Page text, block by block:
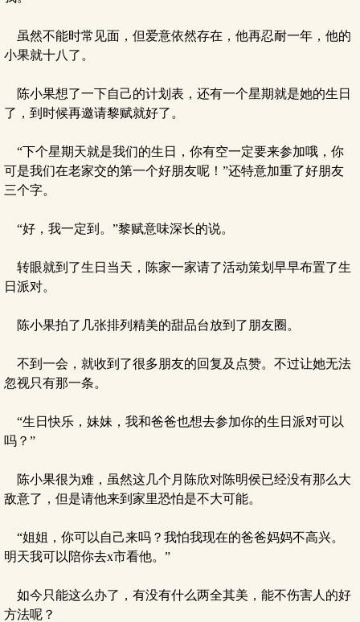
虽然不能时常见面，但爱意依然存在，他再忍耐一年，他的
小果就十八了。
陈小果想了一下自己的计划表，还有一个星期就是她的生日
了，到时候再邀请黎赋就好了。
“下个星期天就是我们的生日，你有空一定要来参加哦，你
可是我们在老家交的第一个好朋友呢！”还特意加重了好朋友
三个字。
“好，我一定到。”黎赋意味深长的说。
转眼就到了生日当天，陈家一家请了活动策划早早布置了生
日派对。
陈小果拍了几张排列精美的甜品台放到了朋友圈。
不到一会，就收到了很多朋友的回复及点赞。不过让她无法
忽视只有那一条。
“生日快乐，妹妹，我和爸爸也想去参加你的生日派对可以
吗？”
陈小果很为难，虽然这几个月陈欣对陈明侯已经没有那么大
敌意了，但是请他来到家里恐怕是不大可能。
“姐姐，你可以自己来吗？我怕我现在的爸爸妈妈不高兴。
明天我可以陪你去x市看他。”
如今只能这么办了，有没有什么两全其美，能不伤害人的好
方法呢？